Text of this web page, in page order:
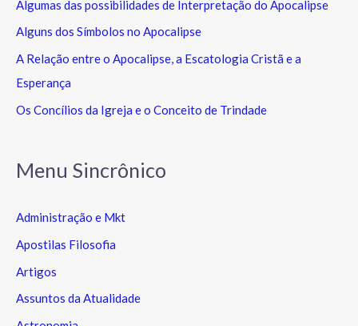
Algumas das possibilidades de Interpretação do Apocalipse
Alguns dos Símbolos no Apocalipse
A Relação entre o Apocalipse, a Escatologia Cristã e a
Esperança
Os Concílios da Igreja e o Conceito de Trindade
Menu Sincrônico
Administração e Mkt
Apostilas Filosofia
Artigos
Assuntos da Atualidade